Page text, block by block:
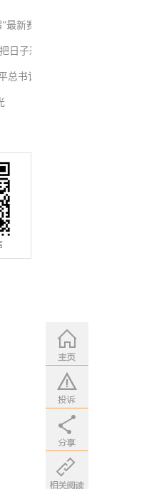
最新赛
日子过
书记
重要讲